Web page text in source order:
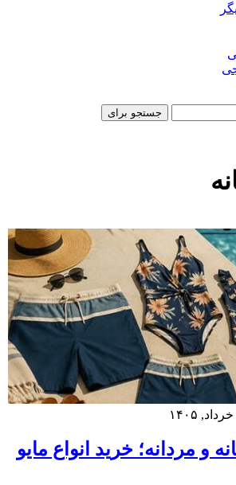
جستجو برای
و مردانه؛ خرید انواع مایو